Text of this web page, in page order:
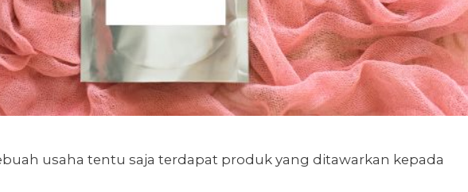
usaha tentu saja terdapat produk yang ditawarkan kepada